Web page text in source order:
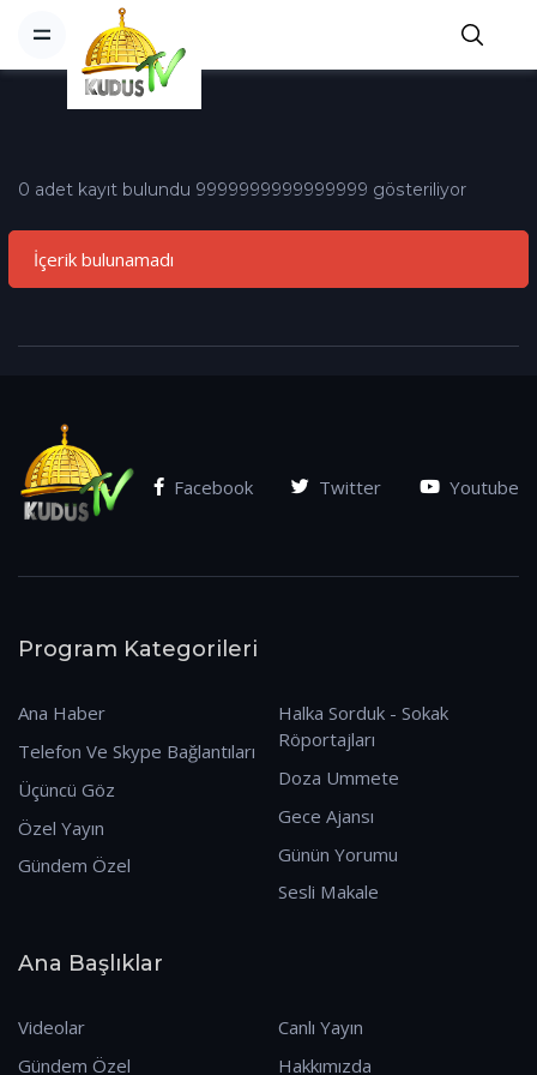
0 adet kayıt bulundu 9999999999999999 gösteriliyor
İçerik bulunamadı
Facebook Twitter Youtube
Program Kategorileri
Ana Haber
Telefon Ve Skype Bağlantıları
Üçüncü Göz
Özel Yayın
Gündem Özel
Halka Sorduk - Sokak
Röportajları
Doza Ummete
Gece Ajansı
Günün Yorumu
Sesli Makale
Ana Başlıklar
Videolar
Gündem Özel
Canlı Yayın
Hakkımızda